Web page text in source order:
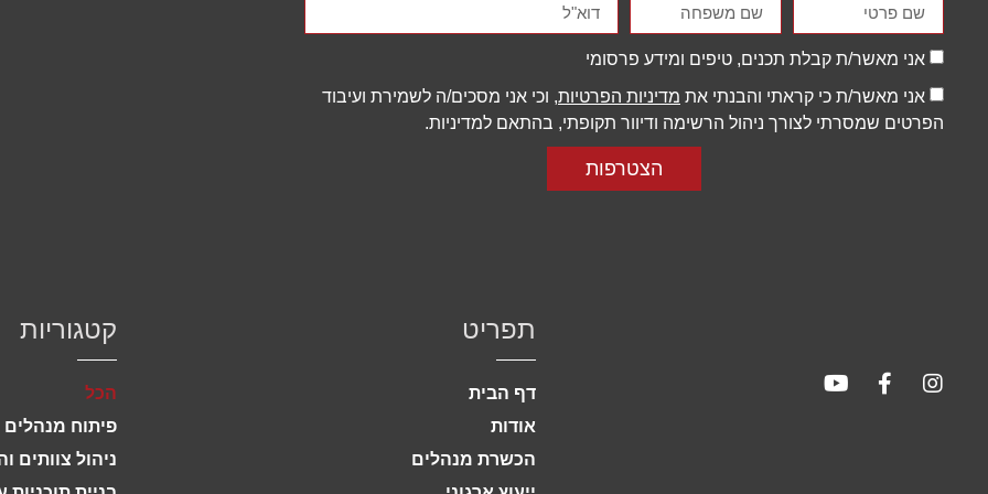
אני מאשר/ת קבלת תכנים, טיפים ומידע פרסומי
אני מאשר/ת כי קראתי והבנתי את מדיניות הפרטיות, וכי אני מסכים/ה לשמירת ועיבוד
הפרטים שמסרתי לצורך ניהול הרשימה ודיוור תקופתי, בהתאם למדיניות.
הצטרפות
תפריט
דף הבית
אודות
הכשרת מנהלים
קטגוריות
הכל
פיתוח מנהלים
ניהול צוותים